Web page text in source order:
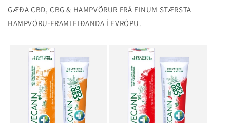
GÆÐA CBD, CBG & HAMPVÖRUR FRÁ EINUM STÆRSTA
HAMPVÖRU-FRAMLEIÐANDA Í EVRÓPU.